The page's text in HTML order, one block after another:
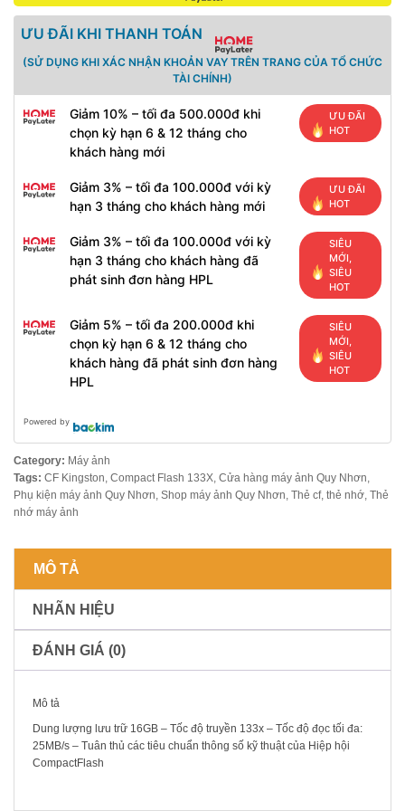
ƯU ĐÃI KHI THANH TOÁN
(SỬ DỤNG KHI XÁC NHẬN KHOẢN VAY TRÊN TRANG CỦA TỔ CHỨC
TÀI CHÍNH)
Giảm 10% – tối đa 500.000đ khi
chọn kỳ hạn 6 & 12 tháng cho
khách hàng mới
ƯU ĐÃI
HOT
Giảm 3% – tối đa 100.000đ với kỳ
hạn 3 tháng cho khách hàng mới
ƯU ĐÃI
HOT
Giảm 3% – tối đa 100.000đ với kỳ
hạn 3 tháng cho khách hàng đã
phát sinh đơn hàng HPL
SIÊU
MỚI,
SIÊU
HOT
Giảm 5% – tối đa 200.000đ khi
chọn kỳ hạn 6 & 12 tháng cho
khách hàng đã phát sinh đơn hàng
HPL
SIÊU
MỚI,
SIÊU
HOT
Powered by
Category: Máy ảnh
Tags: CF Kingston, Compact Flash 133X, Cửa hàng máy ảnh Quy Nhơn,
Phụ kiện máy ảnh Quy Nhơn, Shop máy ảnh Quy Nhơn, Thẻ cf, thẻ nhớ, Thẻ
nhớ máy ảnh
MÔ TẢ
NHÃN HIỆU
ĐÁNH GIÁ (0)
Mô tả
Dung lượng lưu trữ 16GB – Tốc độ truyền 133x – Tốc độ đọc tối đa:
25MB/s – Tuân thủ các tiêu chuẩn thông số kỹ thuật của Hiệp hội
CompactFlash